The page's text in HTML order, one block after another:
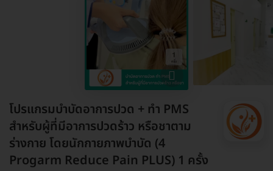
โปรแกรมบำบัดอาการปวด + ทำ PMS
สำหรับผู้ที่มีอาการปวดร้าว หรือชาตาม
ร่างกาย โดยนักกายภาพบำบัด (4
Progarm Reduce Pain PLUS) 1 ครั้ง